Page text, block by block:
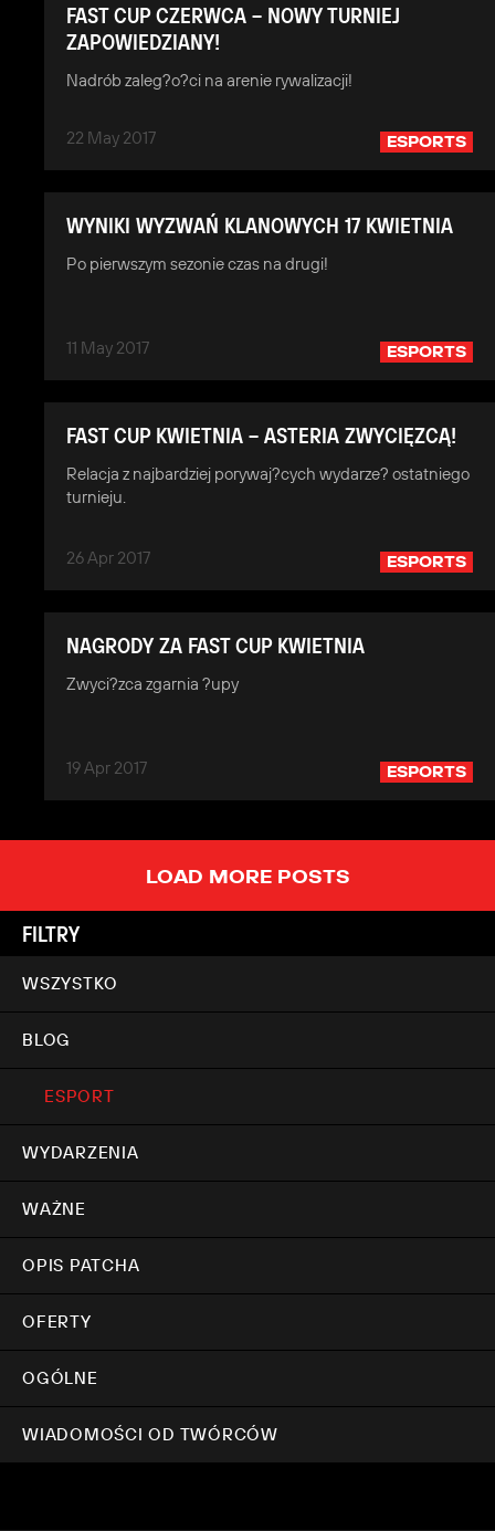
FAST CUP CZERWCA – NOWY TURNIEJ
ZAPOWIEDZIANY!
Nadrób zaleg?o?ci na arenie rywalizacji!
22 May 2017 ESPORTS
WYNIKI WYZWAŃ KLANOWYCH 17 KWIETNIA
Po pierwszym sezonie czas na drugi!
11 May 2017 ESPORTS
FAST CUP KWIETNIA – ASTERIA ZWYCIĘZCĄ!
Relacja z najbardziej porywaj?cych wydarze? ostatniego
turnieju.
26 Apr 2017 ESPORTS
NAGRODY ZA FAST CUP KWIETNIA
Zwyci?zca zgarnia ?upy
19 Apr 2017 ESPORTS
LOAD MORE POSTS
FILTRY
WSZYSTKO
BLOG
ESPORT
WYDARZENIA
WAŻNE
OPIS PATCHA
OFERTY
OGÓLNE
WIADOMOŚCI OD TWÓRCÓW